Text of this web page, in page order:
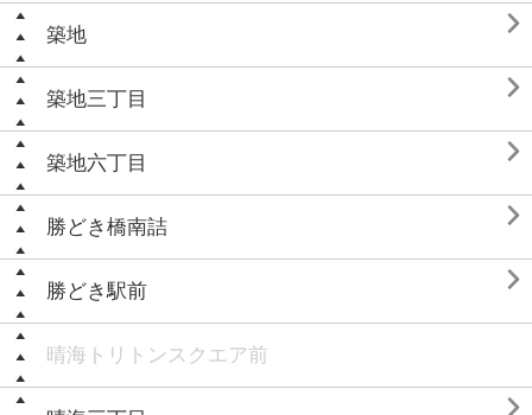
築地 
築地三丁目 
築地六丁目 
勝どき橋南詰 
勝どき駅前 
晴海トリトンスクエア前